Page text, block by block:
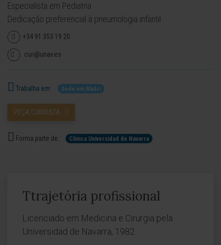
Especialista em Pediatria
Dedicação preferencial à pneumologia infantil
+34 91 353 19 20
cun@unav.es
Trabalha em: Sede em Madri
PEÇA CONSULTA
Forma parte de: Clínica Universidad de Navarra
Ttrajetória profissional
Licenciado em Medicina e Cirurgia pela
Universidad de Navarra, 1982